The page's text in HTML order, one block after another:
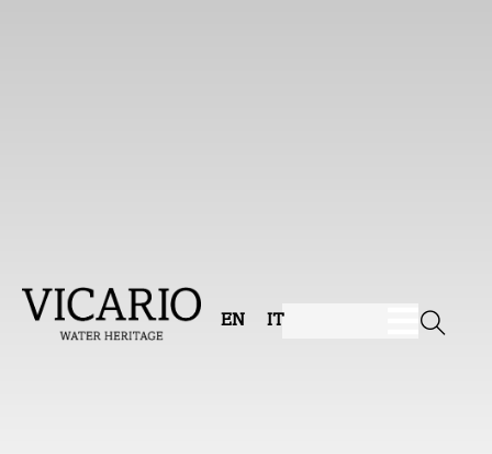
EN IT